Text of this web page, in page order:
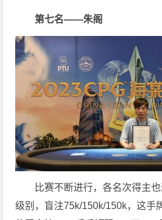
第七名——朱阁
比赛不断进行，各名次得主
级别，盲注75k/150k/150k，这手